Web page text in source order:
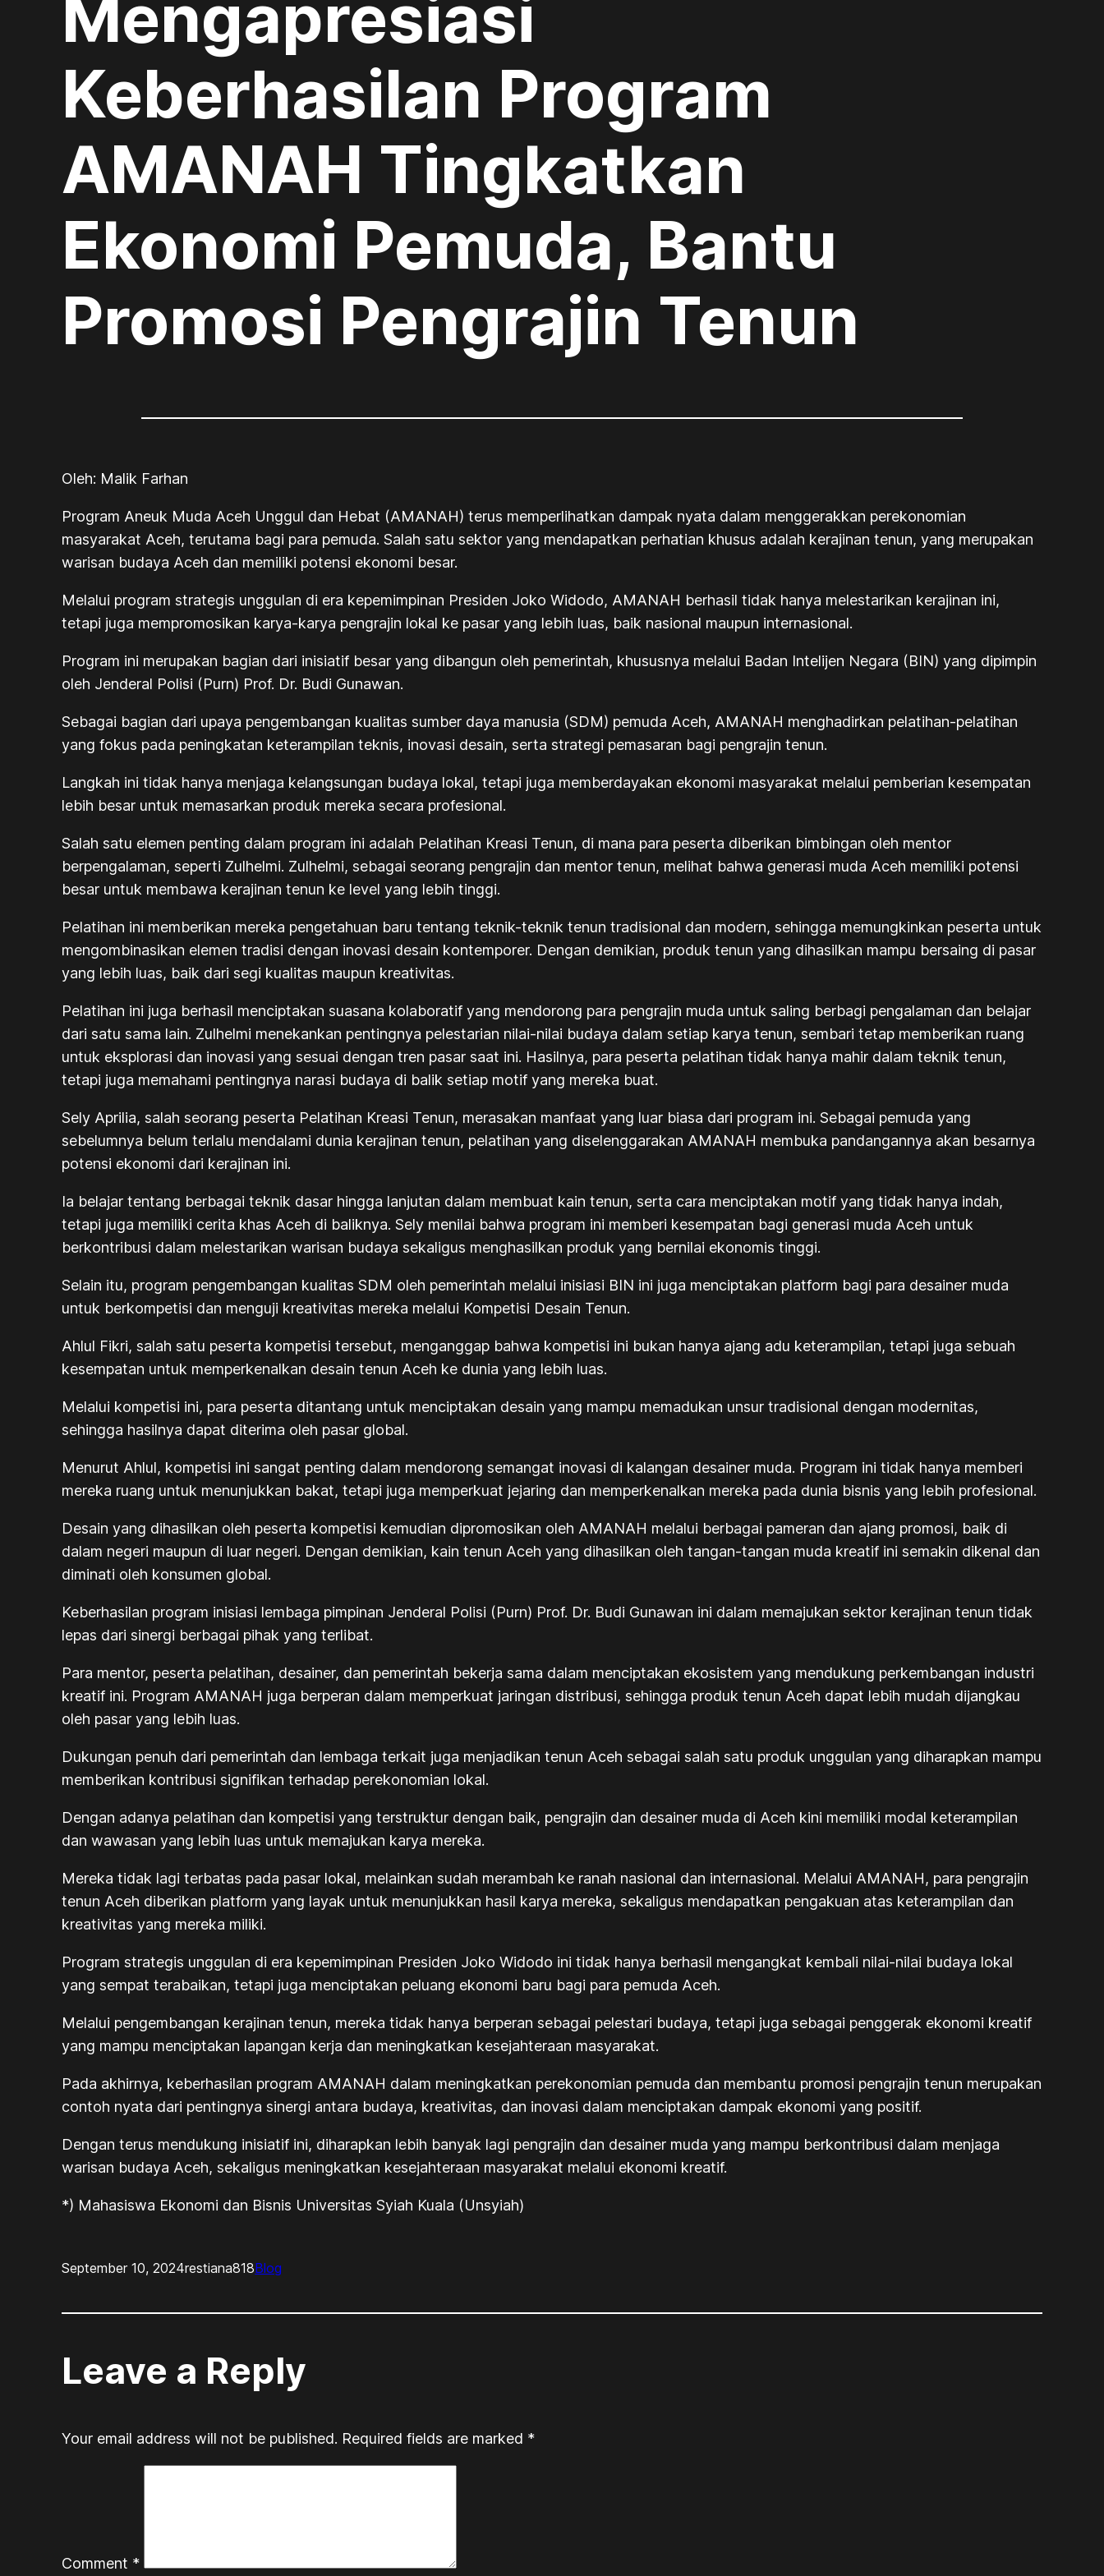
Mengapresiasi
Keberhasilan Program
AMANAH Tingkatkan
Ekonomi Pemuda, Bantu
Promosi Pengrajin Tenun
Oleh: Malik Farhan
Program Aneuk Muda Aceh Unggul dan Hebat (AMANAH) terus memperlihatkan dampak nyata dalam menggerakkan perekonomian
masyarakat Aceh, terutama bagi para pemuda. Salah satu sektor yang mendapatkan perhatian khusus adalah kerajinan tenun, yang merupakan
warisan budaya Aceh dan memiliki potensi ekonomi besar.
Melalui program strategis unggulan di era kepemimpinan Presiden Joko Widodo, AMANAH berhasil tidak hanya melestarikan kerajinan ini,
tetapi juga mempromosikan karya-karya pengrajin lokal ke pasar yang lebih luas, baik nasional maupun internasional.
Program ini merupakan bagian dari inisiatif besar yang dibangun oleh pemerintah, khususnya melalui Badan Intelijen Negara (BIN) yang dipimpin
oleh Jenderal Polisi (Purn) Prof. Dr. Budi Gunawan.
Sebagai bagian dari upaya pengembangan kualitas sumber daya manusia (SDM) pemuda Aceh, AMANAH menghadirkan pelatihan-pelatihan
yang fokus pada peningkatan keterampilan teknis, inovasi desain, serta strategi pemasaran bagi pengrajin tenun.
Langkah ini tidak hanya menjaga kelangsungan budaya lokal, tetapi juga memberdayakan ekonomi masyarakat melalui pemberian kesempatan
lebih besar untuk memasarkan produk mereka secara profesional.
Salah satu elemen penting dalam program ini adalah Pelatihan Kreasi Tenun, di mana para peserta diberikan bimbingan oleh mentor
berpengalaman, seperti Zulhelmi. Zulhelmi, sebagai seorang pengrajin dan mentor tenun, melihat bahwa generasi muda Aceh memiliki potensi
besar untuk membawa kerajinan tenun ke level yang lebih tinggi.
Pelatihan ini memberikan mereka pengetahuan baru tentang teknik-teknik tenun tradisional dan modern, sehingga memungkinkan peserta untuk
mengombinasikan elemen tradisi dengan inovasi desain kontemporer. Dengan demikian, produk tenun yang dihasilkan mampu bersaing di pasar
yang lebih luas, baik dari segi kualitas maupun kreativitas.
Pelatihan ini juga berhasil menciptakan suasana kolaboratif yang mendorong para pengrajin muda untuk saling berbagi pengalaman dan belajar
dari satu sama lain. Zulhelmi menekankan pentingnya pelestarian nilai-nilai budaya dalam setiap karya tenun, sembari tetap memberikan ruang
untuk eksplorasi dan inovasi yang sesuai dengan tren pasar saat ini. Hasilnya, para peserta pelatihan tidak hanya mahir dalam teknik tenun,
tetapi juga memahami pentingnya narasi budaya di balik setiap motif yang mereka buat.
Sely Aprilia, salah seorang peserta Pelatihan Kreasi Tenun, merasakan manfaat yang luar biasa dari program ini. Sebagai pemuda yang
sebelumnya belum terlalu mendalami dunia kerajinan tenun, pelatihan yang diselenggarakan AMANAH membuka pandangannya akan besarnya
potensi ekonomi dari kerajinan ini.
Ia belajar tentang berbagai teknik dasar hingga lanjutan dalam membuat kain tenun, serta cara menciptakan motif yang tidak hanya indah,
tetapi juga memiliki cerita khas Aceh di baliknya. Sely menilai bahwa program ini memberi kesempatan bagi generasi muda Aceh untuk
berkontribusi dalam melestarikan warisan budaya sekaligus menghasilkan produk yang bernilai ekonomis tinggi.
Selain itu, program pengembangan kualitas SDM oleh pemerintah melalui inisiasi BIN ini juga menciptakan platform bagi para desainer muda
untuk berkompetisi dan menguji kreativitas mereka melalui Kompetisi Desain Tenun.
Ahlul Fikri, salah satu peserta kompetisi tersebut, menganggap bahwa kompetisi ini bukan hanya ajang adu keterampilan, tetapi juga sebuah
kesempatan untuk memperkenalkan desain tenun Aceh ke dunia yang lebih luas.
Melalui kompetisi ini, para peserta ditantang untuk menciptakan desain yang mampu memadukan unsur tradisional dengan modernitas,
sehingga hasilnya dapat diterima oleh pasar global.
Menurut Ahlul, kompetisi ini sangat penting dalam mendorong semangat inovasi di kalangan desainer muda. Program ini tidak hanya memberi
mereka ruang untuk menunjukkan bakat, tetapi juga memperkuat jejaring dan memperkenalkan mereka pada dunia bisnis yang lebih profesional.
Desain yang dihasilkan oleh peserta kompetisi kemudian dipromosikan oleh AMANAH melalui berbagai pameran dan ajang promosi, baik di
dalam negeri maupun di luar negeri. Dengan demikian, kain tenun Aceh yang dihasilkan oleh tangan-tangan muda kreatif ini semakin dikenal dan
diminati oleh konsumen global.
Keberhasilan program inisiasi lembaga pimpinan Jenderal Polisi (Purn) Prof. Dr. Budi Gunawan ini dalam memajukan sektor kerajinan tenun tidak
lepas dari sinergi berbagai pihak yang terlibat.
Para mentor, peserta pelatihan, desainer, dan pemerintah bekerja sama dalam menciptakan ekosistem yang mendukung perkembangan industri
kreatif ini. Program AMANAH juga berperan dalam memperkuat jaringan distribusi, sehingga produk tenun Aceh dapat lebih mudah dijangkau
oleh pasar yang lebih luas.
Dukungan penuh dari pemerintah dan lembaga terkait juga menjadikan tenun Aceh sebagai salah satu produk unggulan yang diharapkan mampu
memberikan kontribusi signifikan terhadap perekonomian lokal.
Dengan adanya pelatihan dan kompetisi yang terstruktur dengan baik, pengrajin dan desainer muda di Aceh kini memiliki modal keterampilan
dan wawasan yang lebih luas untuk memajukan karya mereka.
Mereka tidak lagi terbatas pada pasar lokal, melainkan sudah merambah ke ranah nasional dan internasional. Melalui AMANAH, para pengrajin
tenun Aceh diberikan platform yang layak untuk menunjukkan hasil karya mereka, sekaligus mendapatkan pengakuan atas keterampilan dan
kreativitas yang mereka miliki.
Program strategis unggulan di era kepemimpinan Presiden Joko Widodo ini tidak hanya berhasil mengangkat kembali nilai-nilai budaya lokal
yang sempat terabaikan, tetapi juga menciptakan peluang ekonomi baru bagi para pemuda Aceh.
Melalui pengembangan kerajinan tenun, mereka tidak hanya berperan sebagai pelestari budaya, tetapi juga sebagai penggerak ekonomi kreatif
yang mampu menciptakan lapangan kerja dan meningkatkan kesejahteraan masyarakat.
Pada akhirnya, keberhasilan program AMANAH dalam meningkatkan perekonomian pemuda dan membantu promosi pengrajin tenun merupakan
contoh nyata dari pentingnya sinergi antara budaya, kreativitas, dan inovasi dalam menciptakan dampak ekonomi yang positif.
Dengan terus mendukung inisiatif ini, diharapkan lebih banyak lagi pengrajin dan desainer muda yang mampu berkontribusi dalam menjaga
warisan budaya Aceh, sekaligus meningkatkan kesejahteraan masyarakat melalui ekonomi kreatif.
*) Mahasiswa Ekonomi dan Bisnis Universitas Syiah Kuala (Unsyiah)
September 10, 2024restiana818Blog
Leave a Reply
Your email address will not be published. Required fields are marked *
Comment *